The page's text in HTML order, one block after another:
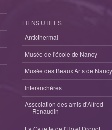
LIENS UTILES
Anticthermal
Musée de l'école de Nancy
Musée des Beaux Arts de Nancy
Interenchères
Association des amis d'Alfred
Renaudin
La Gazette de l'Hotel Drouot